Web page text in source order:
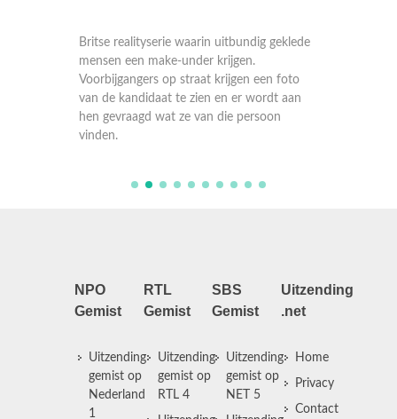
Britse realityserie waarin uitbundig geklede
mensen een make-under krijgen.
Voorbijgangers op straat krijgen een foto
van de kandidaat te zien en er wordt aan
hen gevraagd wat ze van die persoon
vinden.
NPO
Gemist
Uitzending
gemist op
Nederland
1
RTL
Gemist
Uitzending
gemist op
RTL 4
SBS
Gemist
Uitzending
gemist op
NET 5
Uitzending
.net
Home
Privacy
Contact